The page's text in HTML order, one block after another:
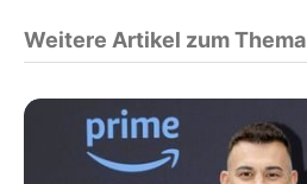
Weitere Artikel zum Thema